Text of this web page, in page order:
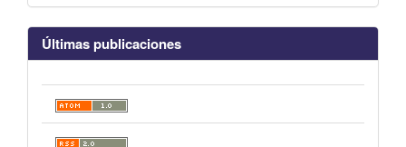
Últimas publicaciones